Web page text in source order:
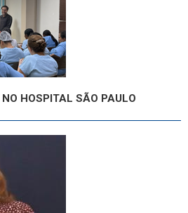
HOSPITAL SÃO PAULO